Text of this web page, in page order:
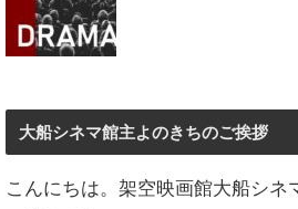
大船シネマ館主よのきちのご挨拶
こんにちは。架空映画館大船シネ